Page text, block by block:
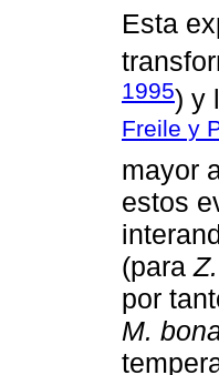
Esta
1995) y
Freile y
mayor
estos
(para
por
M.